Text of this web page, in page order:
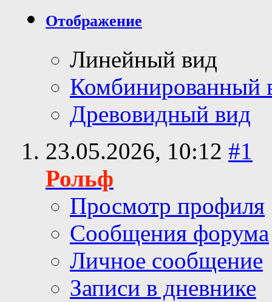
Отображение
Линейный вид
Комбинированный
Древовидный вид
23.05.2026, 10:12 #1
Рольф
Просмотр профиля
Сообщения форума
Личное сообщение
Записи в дневнике